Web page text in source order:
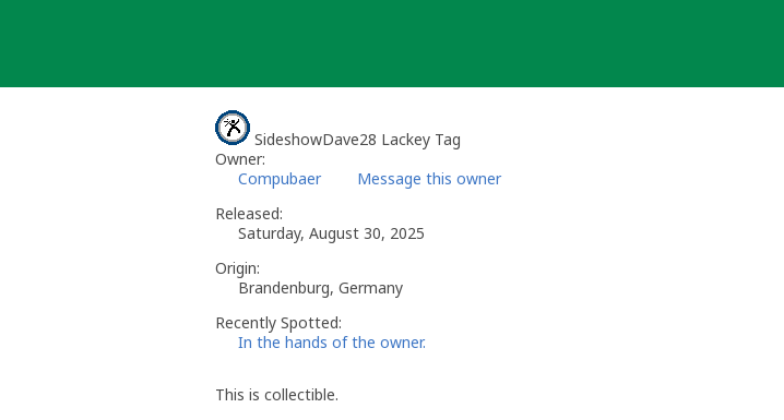
SideshowDave28 Lackey Tag
Owner:
Compubaer
Message this owner
Released:
Saturday, August 30, 2025
Origin:
Brandenburg, Germany
Recently Spotted:
In the hands of the owner.
This is collectible.